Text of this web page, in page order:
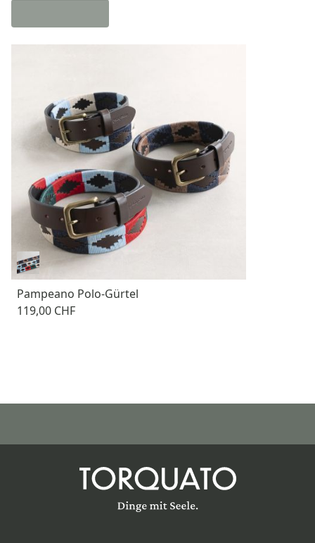
Pampeano Polo-Gürtel
119,00 CHF